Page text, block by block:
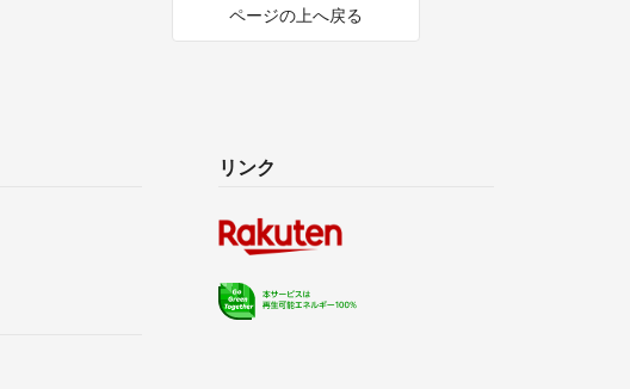
ページの上へ戻る
リンク